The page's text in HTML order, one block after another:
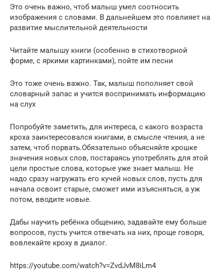
Это очень важно, чтоб малыш умел соотносить
изображения с словами. В дальнейшем это повлияет на
развитие мыслительной деятельности
Читайте малышу книги (особенно в стихотворной
форме, с яркими картинками), пойте им песни
Это тоже очень важно. Так, малыш пополняет свой
словарный запас и учится воспринимать информацию
на слух
Попробуйте заметить, для интереса, с какого возраста
кроха заинтересовался книгами, в смысле чтения, а не
затем, чтоб порвать.Обязательно объясняйте крошке
значения новых слов, постараясь употреблять для этой
цели простые слова, которые уже знает малыш. Не
надо сразу нагружать его кучей новых слов, пусть для
начала освоит старые, сможет ими изъясняться, а уж
потом, вводите новые.
Дабы научить ребёнка общению, задавайте ему больше
вопросов, пусть учится отвечать на них, проще говоря,
вовлекайте кроху в диалог.
https://youtube.com/watch?v=ZvdJvM8iLm4